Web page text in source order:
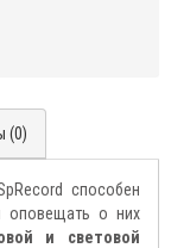
(0)
способен
оповещать о них
и световой